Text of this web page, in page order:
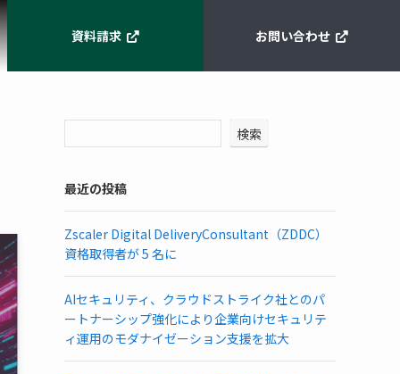
資料請求 お問い合わせ
検索
最近の投稿
Zscaler Digital DeliveryConsultant（ZDDC）
資格取得者が 5 名に
AIセキュリティ、クラウドストライク社とのパ
ートナーシップ強化により企業向けセキュリテ
ィ運用のモダナイゼーション支援を拡大